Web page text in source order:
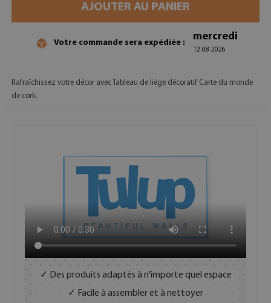
AJOUTER AU PANIER
Votre commande sera expédiée :
mercredi
12.08.2026
Rafraîchissez votre décor avec Tableau de liège décoratif Carte du monde
de cork.
✓ Des produits adaptés à n'importe quel espace
✓ Facile à assembler et à nettoyer